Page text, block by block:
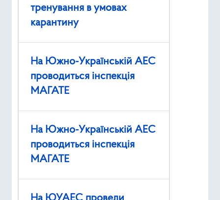
тренування в умовах
карантину
На Южно-Українській АЕС
проводиться інспекція
МАГАТЕ
На Южно-Українській АЕС
проводиться інспекція
МАГАТЕ